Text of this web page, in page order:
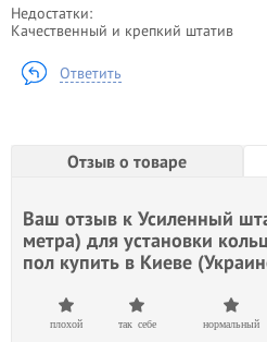
Недостатки:
Качественный и крепкий штатив
Ответить
Отзыв о товаре
Ваш отзыв к Усиленный
метра) для установки
пол купить в Киеве
плохой так себе нормальный